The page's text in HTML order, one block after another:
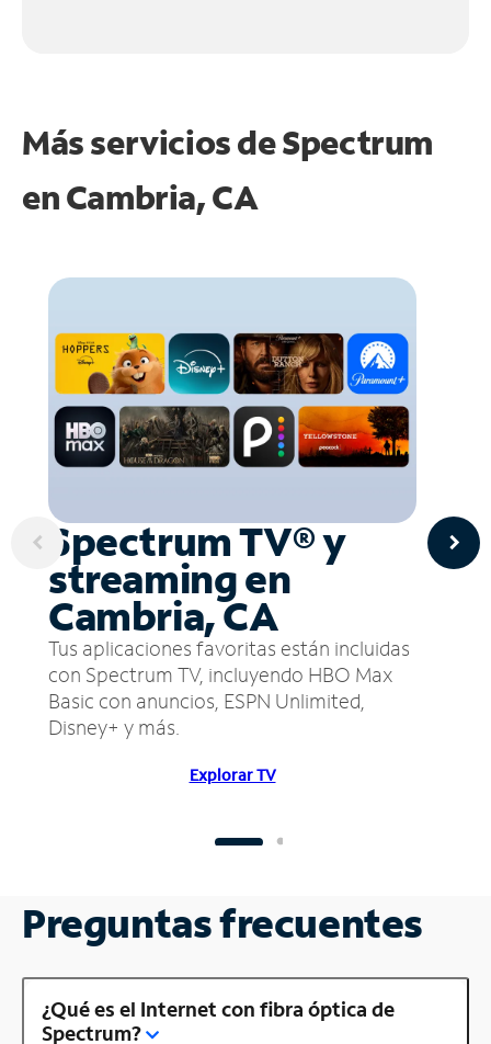
Más servicios de Spectrum
enCambria, CA
Spectrum TV® y
streaming en
Cambria, CA
Tus aplicaciones favoritas están incluidas
con Spectrum TV, incluyendo HBO Max
Basic con anuncios, ESPN Unlimited,
Disney+ y más.
Explorar TV
Preguntas frecuentes
¿Qué es el Internet con fibra óptica de
Spectrum?